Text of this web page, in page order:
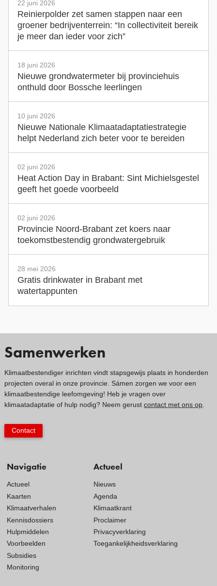
22 juni 2026
Reinierpolder zet samen stappen naar een
groener bedrijventerrein: “In collectiviteit bereik
je meer dan ieder voor zich”
18 juni 2026
Nieuwe grondwatermeter bij provinciehuis
onthuld door Bossche leerlingen
10 juni 2026
Nieuwe Nationale Klimaatadaptatiestrategie
helpt Nederland zich beter voor te bereiden
02 juni 2026
Heat Action Day in Brabant: Sint Michielsgestel
geeft het goede voorbeeld
02 juni 2026
Provincie Noord-Brabant zet koers naar
toekomstbestendig grondwatergebruik
28 mei 2026
Gratis drinkwater in Brabant met
watertappunten
Navigatie
Actueel
Kaarten
Klimaatverhalen
Kennisdossiers
Hulpmiddelen
Voorbeelden
Subsidies
Monitoring
Actueel
Nieuws
Agenda
Klimaatkrant
Proclaimer
Privacyverklaring
Toegankelijkheidsverklaring
Samenwerken
Klimaatbestendiger inrichten vindt stapsgewijs plaats in honderden
projecten overal in onze provincie. Sámen zorgen we voor een
klimaatbestendige leefomgeving! Heb je vragen over
klimaatadaptatie of hulp nodig? Neem gerust contact met ons op.
Contact